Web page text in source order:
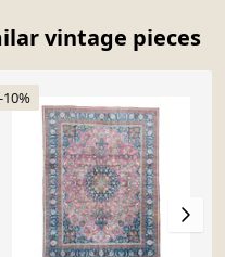
vintage pieces
-10%